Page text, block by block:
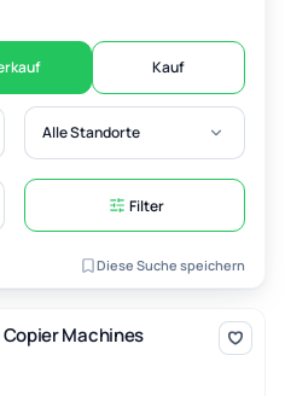
Kauf
Alle Standorte
Filter
Diese Suche speichern
Machines